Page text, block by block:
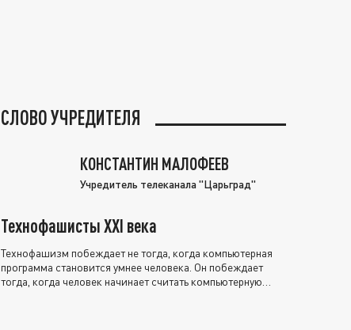
СЛОВО УЧРЕДИТЕЛЯ
КОНСТАНТИН МАЛОФЕЕВ
Учредитель телеканала "Царьград"
Технофашисты XXI века
Технофашизм побеждает не тогда, когда компьютерная
программа становится умнее человека. Он побеждает
тогда, когда человек начинает считать компьютерную